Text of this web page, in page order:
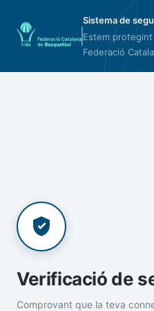
Sistema de
Estem
Federació
Verificació de
Comprovant que la teva